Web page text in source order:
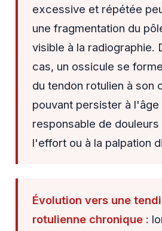
excessive et répétée
une fragmentation du
visible à la radiographie.
cas, un ossicule se
du tendon rotulien à son
pouvant persister à
responsable de
l'effort ou à la palpation
Évolution vers une
rotulienne chronique :